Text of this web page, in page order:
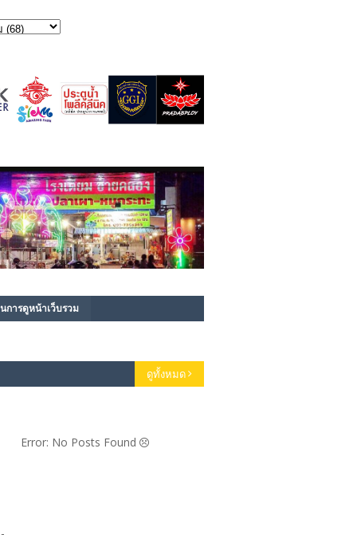
การดูหน้าเว็บรวม
ดูทั้งหมด
Error: No Posts Found